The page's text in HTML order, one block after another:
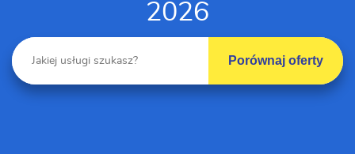
2026
Porównaj oferty